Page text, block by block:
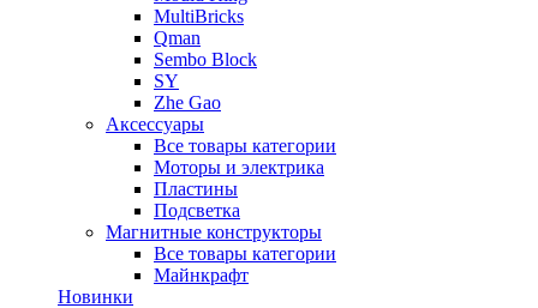
MultiBricks
Qman
Sembo Block
SY
Zhe Gao
Аксессуары
Все товары категории
Моторы и электрика
Пластины
Подсветка
Магнитные конструкторы
Все товары категории
Майнкрафт
Новинки